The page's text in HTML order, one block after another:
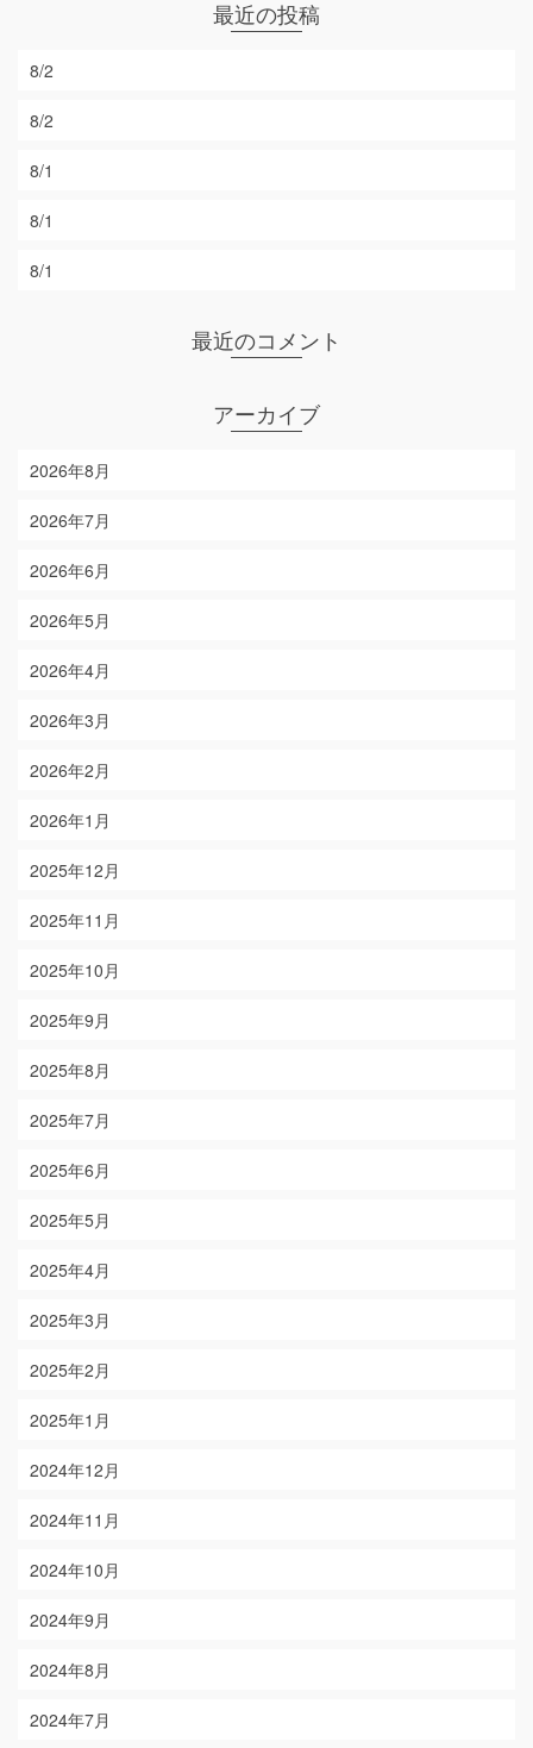
最近の投稿
8/2
8/2
8/1
8/1
8/1
最近のコメント
アーカイブ
2026年8月
2026年7月
2026年6月
2026年5月
2026年4月
2026年3月
2026年2月
2026年1月
2025年12月
2025年11月
2025年10月
2025年9月
2025年8月
2025年7月
2025年6月
2025年5月
2025年4月
2025年3月
2025年2月
2025年1月
2024年12月
2024年11月
2024年10月
2024年9月
2024年8月
2024年7月